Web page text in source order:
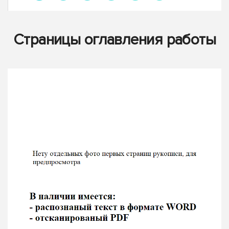
Страницы оглавления работы